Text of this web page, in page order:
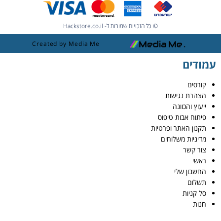
© כל הזכויות שמורות ל- Hackstore.co.il
Created by Media Me
עמודים
קורסים
הצהרת נגישות
ייעוץ והכוונה
פיתוח אבות טיפוס
תקנון האתר ופרטיות
מדיניות משלוחים
צור קשר
ראשי
החשבון שלי
תשלום
סל קניות
חנות